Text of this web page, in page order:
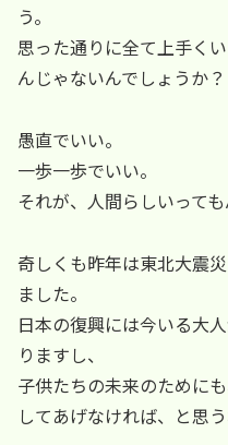
う。
思った通りに全て上手く
んじゃないんでしょうか？
愚直でいい。
一歩一歩でいい。
それが、人間らしいっても
奇しくも昨年は東北大震
ました。
日本の復興には今いる大
りますし、
子供たちの未来のために
してあげなければ、と思う